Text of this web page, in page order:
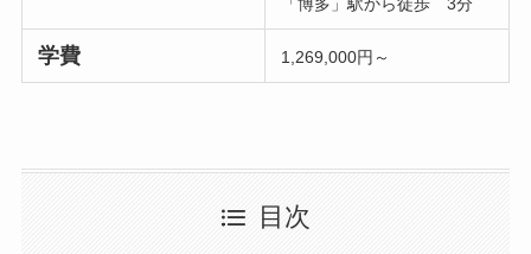
学費 1,269,000円～
目次